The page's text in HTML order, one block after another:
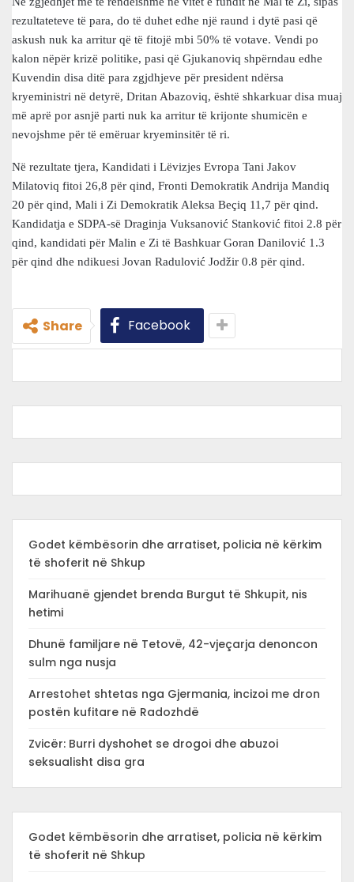
rezultateteve të para, do të duhet edhe një raund i dytë pasi që
askush nuk ka arritur që të fitojë mbi 50% të votave. Vendi po
kalon nëpër krizë politike, pasi që Gjukanoviq shpërndau edhe
Kuvendin disa ditë para zgjdhjeve për president ndërsa
kryeministri në detyrë, Dritan Abazoviq, është shkarkuar disa muaj
më aprë por asnjë parti nuk ka arritur të krijonte shumicën e
nevojshme për të emëruar kryeminsitër të ri.
Në rezultate tjera, Kandidati i Lëvizjes Evropa Tani Jakov
Milatoviq fitoi 26,8 për qind, Fronti Demokratik Andrija Mandiq
20 për qind, Mali i Zi Demokratik Aleksa Beçiq 11,7 për qind.
Kandidatja e SDPA-së Draginja Vuksanović Stanković fitoi 2.8 për
qind, kandidati për Malin e Zi të Bashkuar Goran Danilović 1.3
për qind dhe ndikuesi Jovan Radulović Jodžir 0.8 për qind.
Share Facebook
Godet këmbësorin dhe arratiset, policia në kërkim
të shoferit në Shkup
Marihuanë gjendet brenda Burgut të Shkupit, nis
hetimi
Dhunë familjare në Tetovë, 42-vjeçarja denoncon
sulm nga nusja
Arrestohet shtetas nga Gjermania, incizoi me dron
postën kufitare në Radozhdë
Zvicër: Burri dyshohet se drogoi dhe abuzoi
seksualisht disa gra
Godet këmbësorin dhe arratiset, policia në kërkim
të shoferit në Shkup